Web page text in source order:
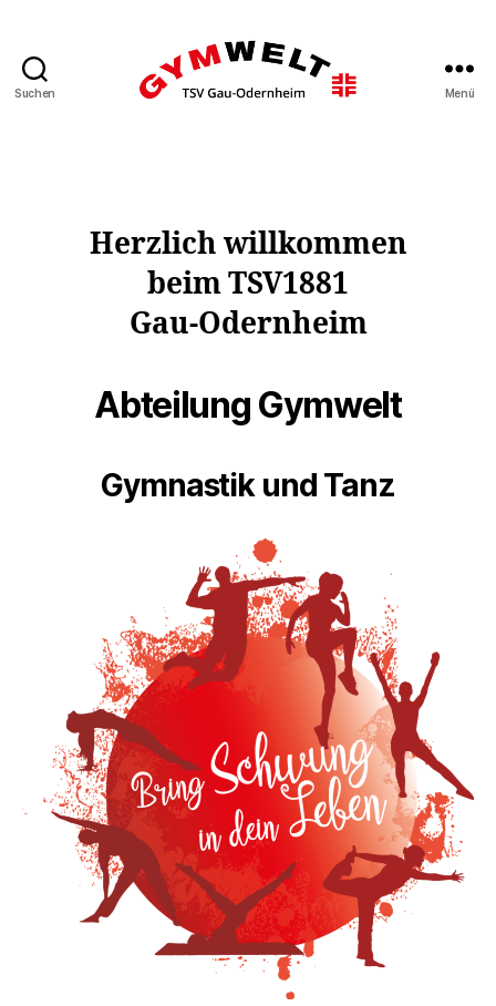
Suchen Menü
Herzlich willkommen
beim TSV1881
Gau-Odernheim
Abteilung Gymwelt
Gymnastik und Tanz